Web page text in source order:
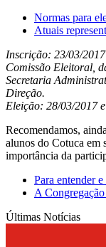
Normas para
Atuais
Inscrição: 23/03/
Comissão Eleitoral,
Secretaria
Direção.
Eleição: 28/03/2017
Recomendamos,
alunos do Cotuca em
importância da
Para entender
A
Últimas Notícias